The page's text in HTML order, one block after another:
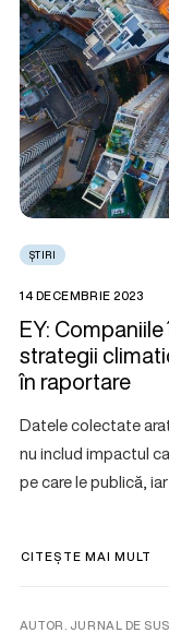
ȘTIRI
14 DECEMBRIE 2023
EY:
strategii
în raportare
Datele colectate
nu includ impactul
pe care le publică,
CITEȘTE MAI MULT
AUTOR. JURNAL DE